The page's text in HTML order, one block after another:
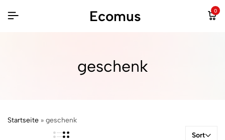
Ecomus 0
geschenk
Startseite » geschenk
Sort